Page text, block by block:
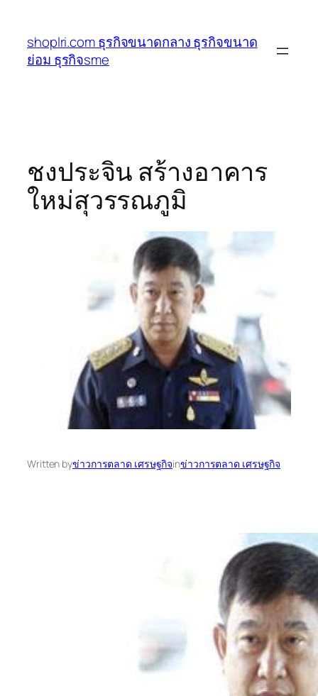
เนื้อหา
shoplri.com ธุรกิจขนาดกลาง ธุรกิจขนาด
ย่อม ธุรกิจsme
ชงประจิน สร้างอาคาร
ใหม่สุวรรณภูมิ
Written byข่าวการตลาด เศรษฐกิจinข่าวการตลาด เศรษฐกิจ